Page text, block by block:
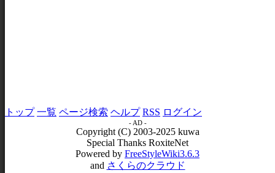
トップ 一覧 ページ検索 ヘルプ RSS ログイン
- AD -
Copyright (C) 2003-2025 kuwa
Special Thanks RoxiteNet
Powered by FreeStyleWiki3.6.3
and さくらのクラウド